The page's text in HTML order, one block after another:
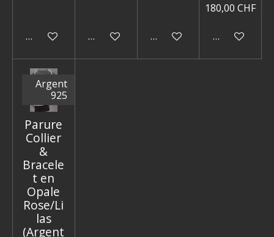
Ajouter au panierAjouter au panierAjouter au panier
180,00 CHF
Ajouter au
Argent
925
Parure
Collier
&
Bracele
t en
Opale
Rose/Li
las
(Argent